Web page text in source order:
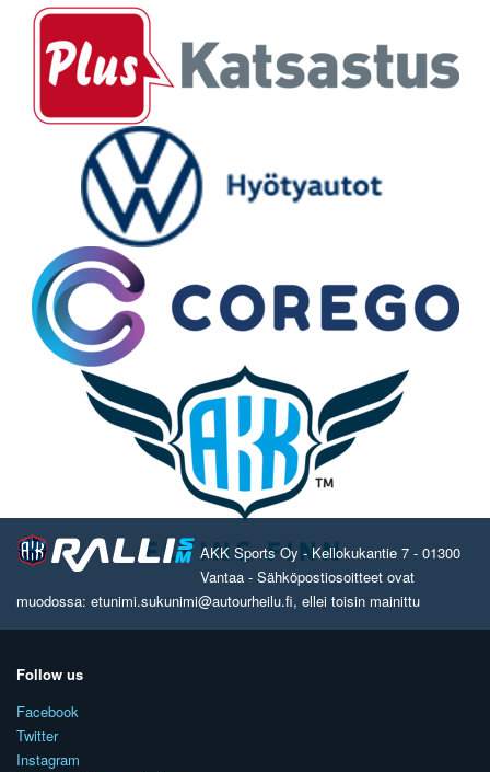
AKK Sports Oy - Kellokukantie 7 - 01300
Vantaa - Sähköpostiosoitteet ovat
muodossa: etunimi.sukunimi@autourheilu.fi, ellei toisin mainittu
Follow us
Facebook
Twitter
Instagram